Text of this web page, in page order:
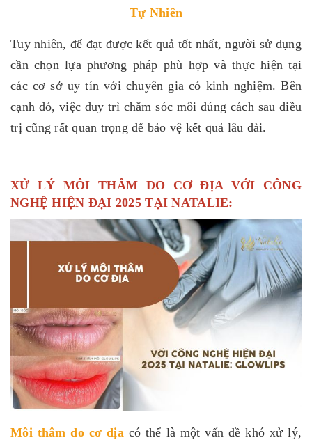
Tự Nhiên
Tuy nhiên, để đạt được kết quả tốt nhất, người sử dụng
cần chọn lựa phương pháp phù hợp và thực hiện tại
các cơ sở uy tín với chuyên gia có kinh nghiệm. Bên
cạnh đó, việc duy trì chăm sóc môi đúng cách sau điều
trị cũng rất quan trọng để bảo vệ kết quả lâu dài.
XỬ LÝ MÔI THÂM DO CƠ ĐỊA VỚI CÔNG
NGHỆ HIỆN ĐẠI 2025 TẠI NATALIE:
Môi thâm do cơ địa có thể là một vấn đề khó xử lý,